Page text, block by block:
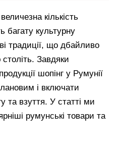
кількість
багату культурну
традиції, що дбайливо
Завдяки
шопінг у Румунії
і включати
та взуття. У статті ми
румунські товари та